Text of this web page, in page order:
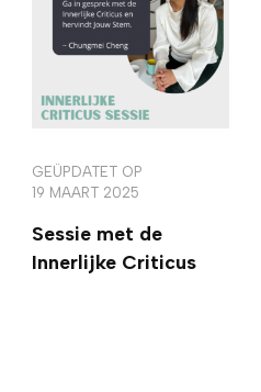
GEÜPDATET OP
19 MAART 2025
Sessie met de
Innerlijke Criticus